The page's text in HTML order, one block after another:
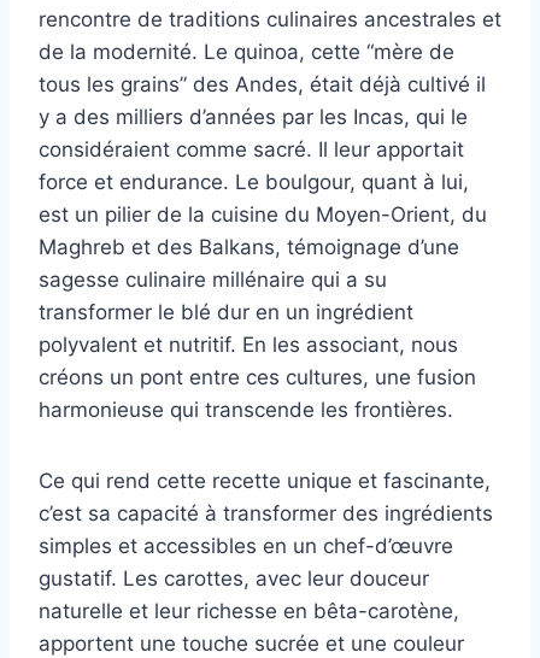
rencontre de traditions culinaires ancestrales et
de la modernité. Le quinoa, cette “mère de
tous les grains” des Andes, était déjà cultivé il
y a des milliers d’années par les Incas, qui le
considéraient comme sacré. Il leur apportait
force et endurance. Le boulgour, quant à lui,
est un pilier de la cuisine du Moyen-Orient, du
Maghreb et des Balkans, témoignage d’une
sagesse culinaire millénaire qui a su
transformer le blé dur en un ingrédient
polyvalent et nutritif. En les associant, nous
créons un pont entre ces cultures, une fusion
harmonieuse qui transcende les frontières.
Ce qui rend cette recette unique et fascinante,
c’est sa capacité à transformer des ingrédients
simples et accessibles en un chef-d’œuvre
gustatif. Les carottes, avec leur douceur
naturelle et leur richesse en bêta-carotène,
apportent une touche sucrée et une couleur